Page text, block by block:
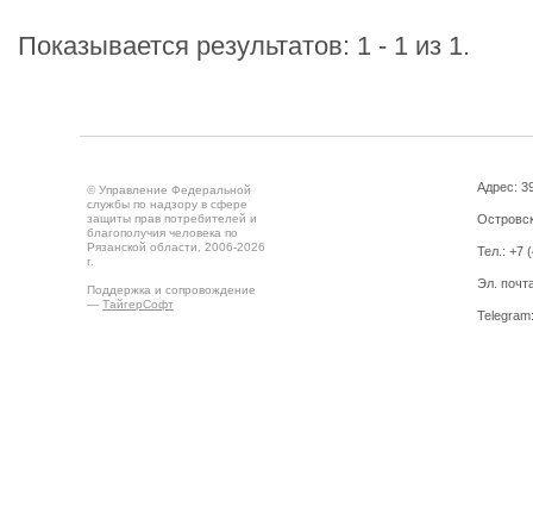
Показывается результатов: 1 - 1 из 1.
© Управление Федеральной
службы по надзору в сфере
защиты прав потребителей и
благополучия человека по
Рязанской области, 2006-2026
г.
Поддержка и сопровождение
— ТайгерСофт
Адрес:
Тел.: +7
Эл.